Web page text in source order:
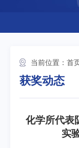
当前位置： 首
获奖动态
化学所代表
实